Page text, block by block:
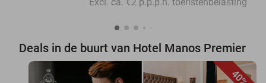
Deals in de buurt van Hotel Manos Premier
40%